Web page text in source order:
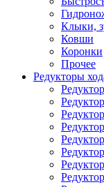
Клыки,
Ковши
Коронки
Прочее
Редукторы